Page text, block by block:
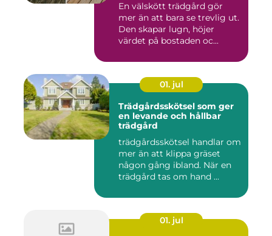
En välskött trädgård gör
mer än att bara se trevlig ut.
Den skapar lugn, höjer
värdet på bostaden oc...
01. jul
Trädgårdsskötsel som ger
en levande och hållbar
trädgård
trädgårdsskötsel handlar om
mer än att klippa gräset
någon gång ibland. När en
trädgård tas om hand ...
01. jul